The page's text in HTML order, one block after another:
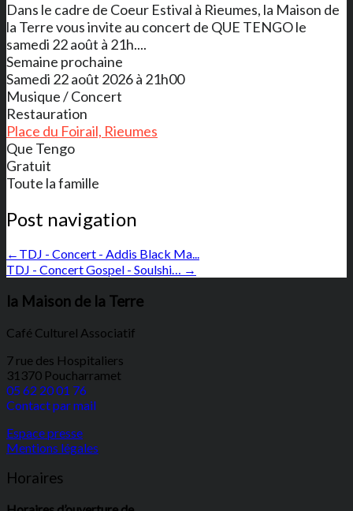
Dans le cadre de Coeur Estival à Rieumes, la Maison de
la Terre vous invite au concert de QUE TENGO le
samedi 22 août à 21h....
Semaine prochaine
Samedi 22 août 2026 à 21h00
Musique / Concert
Restauration
Place du Foirail, Rieumes
Que Tengo
Gratuit
Toute la famille
Post navigation
← TDJ - Concert - Addis Black Ma...
TDJ - Concert Gospel - Soulshi… →
la Maison de la Terre
Café Culturel Associatif
7 rue des Hospitaliers
31370 Poucharramet
05 62 20 01 76
Contact par mail
Espace presse
Mentions légales
Horaires